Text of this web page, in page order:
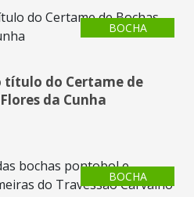
BOCHA
título do Certame de
da Cunha
BOCHA